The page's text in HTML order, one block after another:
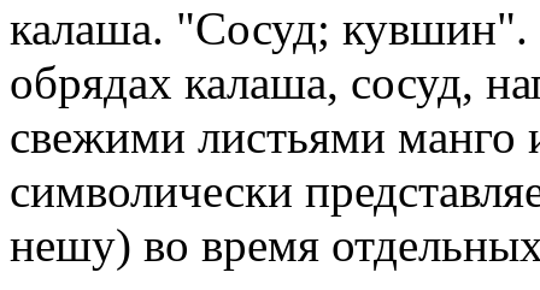
калаша. "Сосуд;
обрядах калаша, сосуд,
свежими листьями манго
символически
нешу) во время